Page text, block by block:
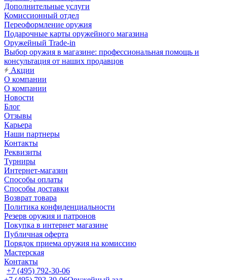
Дополнительные услуги
Комиссионный отдел
Переоформление оружия
Подарочные карты оружейного магазина
Оружейный Trade-in
Выбор оружия в магазине: профессиональная помощь и
консультация от наших продавцов
Акции
О компании
О компании
Новости
Блог
Отзывы
Карьера
Наши партнеры
Контакты
Реквизиты
Турниры
Интернет-магазин
Способы оплаты
Способы доставки
Возврат товара
Политика конфиденциальности
Резерв оружия и патронов
Покупка в интернет магазине
Публичная оферта
Порядок приема оружия на комиссию
Мастерская
Контакты
+7 (495) 792-30-06